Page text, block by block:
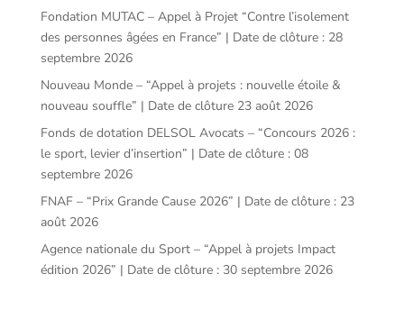
Fondation MUTAC – Appel à Projet “Contre l’isolement
des personnes âgées en France” | Date de clôture : 28
septembre 2026
Nouveau Monde – “Appel à projets : nouvelle étoile &
nouveau souffle” | Date de clôture 23 août 2026
Fonds de dotation DELSOL Avocats – “Concours 2026 :
le sport, levier d’insertion” | Date de clôture : 08
septembre 2026
FNAF – “Prix Grande Cause 2026” | Date de clôture : 23
août 2026
Agence nationale du Sport – “Appel à projets Impact
édition 2026” | Date de clôture : 30 septembre 2026